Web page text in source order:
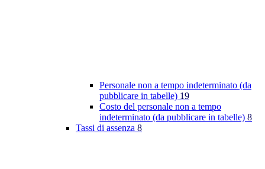
Personale non a tempo indeterminato (da
pubblicare in tabelle) 19
Costo del personale non a tempo
indeterminato (da pubblicare in tabelle) 8
Tassi di assenza 8